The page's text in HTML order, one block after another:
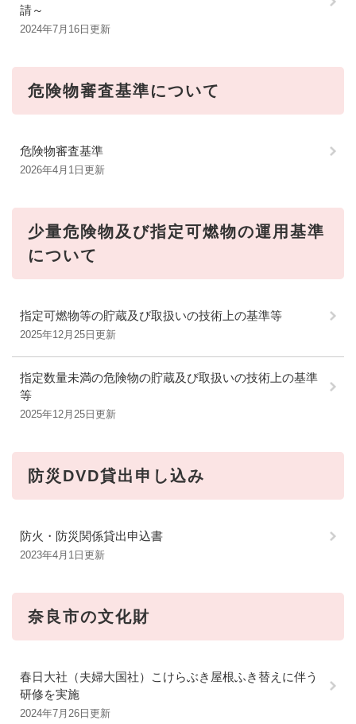
請～
2024年7月16日更新
危険物審査基準について
危険物審査基準
2026年4月1日更新
少量危険物及び指定可燃物の運用基準
について
指定可燃物等の貯蔵及び取扱いの技術上の基準等
2025年12月25日更新
指定数量未満の危険物の貯蔵及び取扱いの技術上の基準
等
2025年12月25日更新
防災DVD貸出申し込み
防火・防災関係貸出申込書
2023年4月1日更新
奈良市の文化財
春日大社（夫婦大国社）こけらぶき屋根ふき替えに伴う
研修を実施
2024年7月26日更新